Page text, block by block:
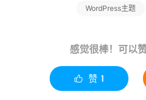
WordPress主题
感觉很棒！可以
 赞 1